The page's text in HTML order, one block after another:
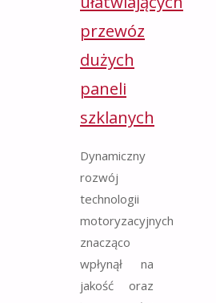
przewóz
dużych
paneli
szklanych
Dynamiczny
rozwój
technologii
motoryzacyjnych
znacząco
wpłynął na
jakość oraz